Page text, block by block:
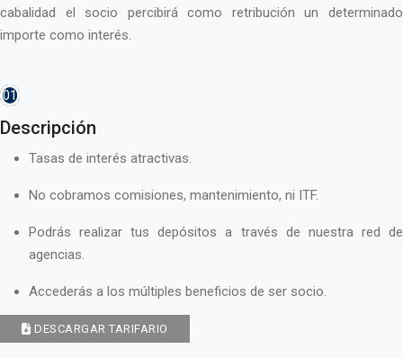
cabalidad el socio percibirá como retribución un determinado
importe como interés.
01
Descripción
Tasas de interés atractivas.
No cobramos comisiones, mantenimiento, ni ITF.
Podrás realizar tus depósitos a través de nuestra red de
agencias.
Accederás a los múltiples beneficios de ser socio.
DESCARGAR TARIFARIO